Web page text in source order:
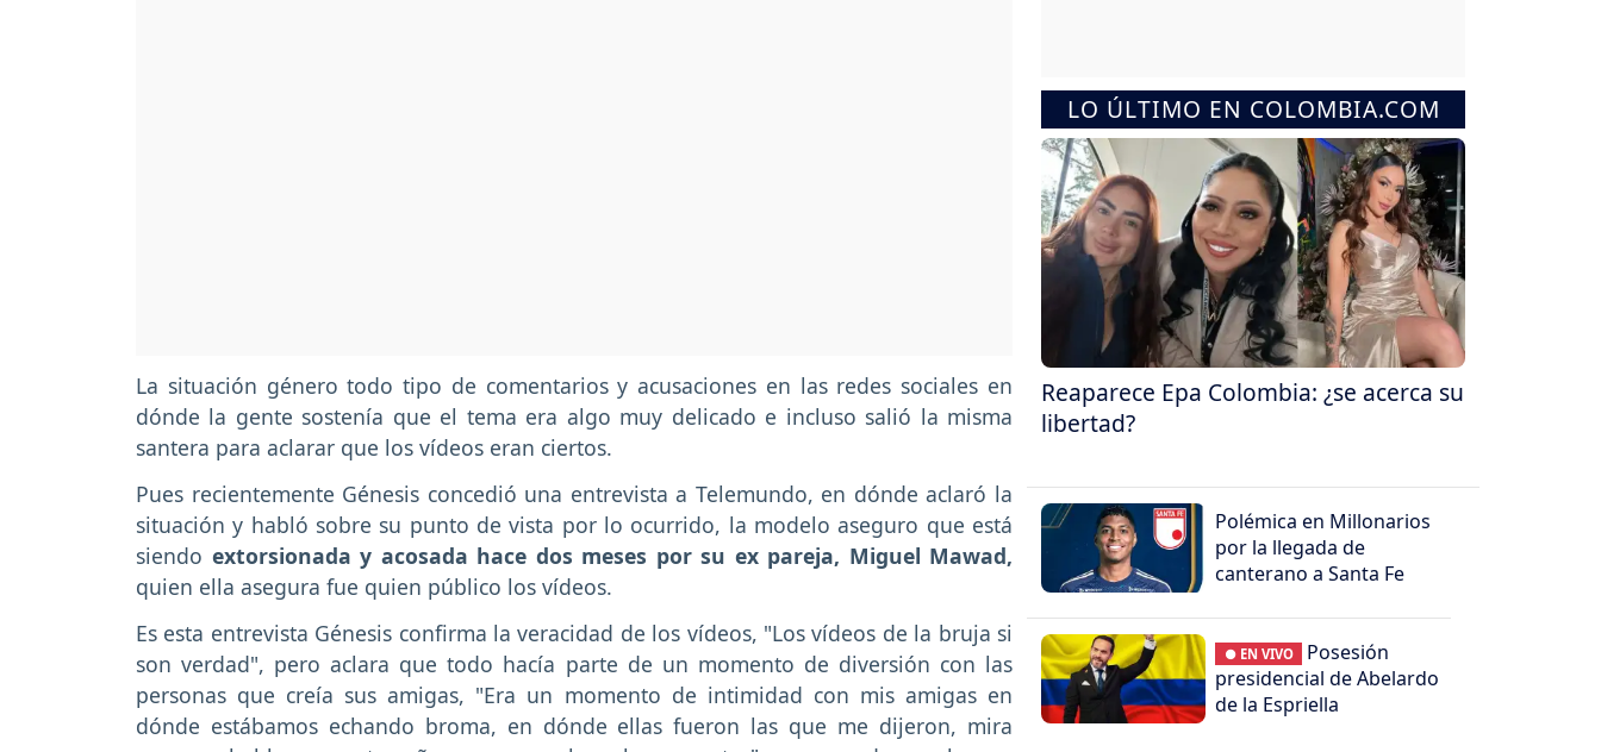
La situación género todo tipo de comentarios y acusaciones en las redes sociales en
dónde la gente sostenía que el tema era algo muy delicado e incluso salió la misma
santera para aclarar que los vídeos eran ciertos.
Pues recientemente Génesis concedió una entrevista a Telemundo, en dónde aclaró la
situación y habló sobre su punto de vista por lo ocurrido, la modelo aseguro que está
siendo extorsionada y acosada hace dos meses por su ex pareja, Miguel Mawad,
quien ella asegura fue quien público los vídeos.
Es esta entrevista Génesis confirma la veracidad de los vídeos, "Los vídeos de la bruja si
son verdad", pero aclara que todo hacía parte de un momento de diversión con las
personas que creía sus amigas, "Era un momento de intimidad con mis amigas en
dónde estábamos echando broma, en dónde ellas fueron las que me dijeron, mira
LO ÚLTIMO EN COLOMBIA.COM
Reaparece Epa Colombia: ¿se acerca su
libertad?
Polémica en Millonarios
por la llegada de
canterano a Santa Fe
● EN VIVO
Posesión
presidencial de Abelardo
de la Espriella